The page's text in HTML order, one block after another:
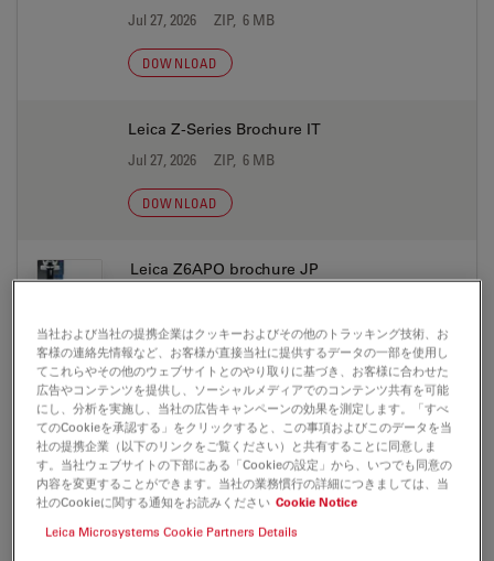
Jul 27, 2026 ZIP, 6 MB
DOWNLOAD
Leica Z-Series Brochure IT
Jul 27, 2026 ZIP, 6 MB
DOWNLOAD
Leica Z6APO brochure JP
DOWNLOAD
PUBLICATION
Digital Microscopy Report Useful
当社および当社の提携企業はクッキーおよびその他のトラッキング技術、お
客様の連絡先情報など、お客様が直接当社に提供するデータの一部を使用し
てこれらやその他のウェブサイトとのやり取りに基づき、お客様に合わせた
広告やコンテンツを提供し、ソーシャルメディアでのコンテンツ共有を可能
にし、分析を実施し、当社の広告キャンペーンの効果を測定します。「すべ
てのCookieを承認する」をクリックすると、この事項およびこのデータを当
社の提携企業（以下のリンクをご覧ください）と共有することに同意しま
す。当社ウェブサイトの下部にある「Cookieの設定」から、いつでも同意の
内容を変更することができます。当社の業務慣行の詳細につきましては、当
社のCookieに関する通知をお読みください Cookie Notice
Leica Microsystems Cookie Partners Details